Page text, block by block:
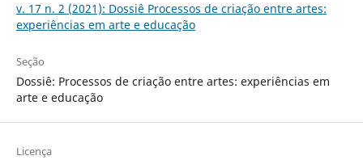
v. 17 n. 2 (2021): Dossiê Processos de criação entre artes:
experiências em arte e educação
Seção
Dossiê: Processos de criação entre artes: experiências em
arte e educação
Licença